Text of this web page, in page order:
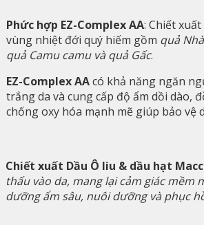
Phức hợp EZ-Complex AA: Chiết
vùng nhiệt đới quý hiếm gồm quả
quả Camu camu và quả Gấc.
EZ-Complex AAcó khả năng ngăn
trắng da và cung cấp độ ẩm dồi dào,
chống oxy hóa mạnh mẽ giúp bảo vệ
Chiết xuất Dầu Ô liu & dầu hạt
thấu vào da, mang lại cảm giác mềm
dưỡng ẩm sâu, nuôi dưỡng và phục